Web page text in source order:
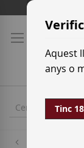
Skip
Content
Aquest
anys o
Tinc